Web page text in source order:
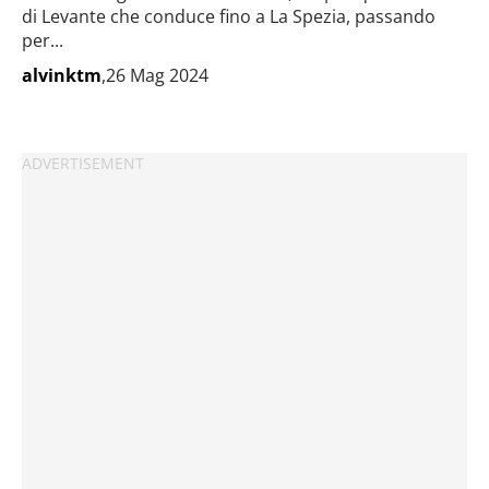
di Levante che conduce fino a La Spezia, passando
per...
alvinktm,26 Mag 2024